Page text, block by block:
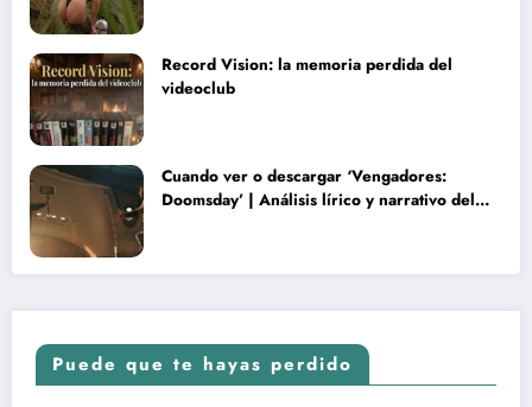
Record Vision: la memoria perdida del
videoclub
Cuando ver o descargar ‘Vengadores:
Doomsday’ | Análisis lírico y narrativo del
Puede que te hayas perdido